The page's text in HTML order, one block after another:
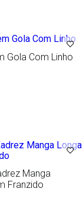
Gola Com Linho
Manga
Franzido